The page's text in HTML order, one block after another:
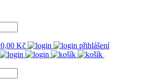
0,00 Kč přihlášení